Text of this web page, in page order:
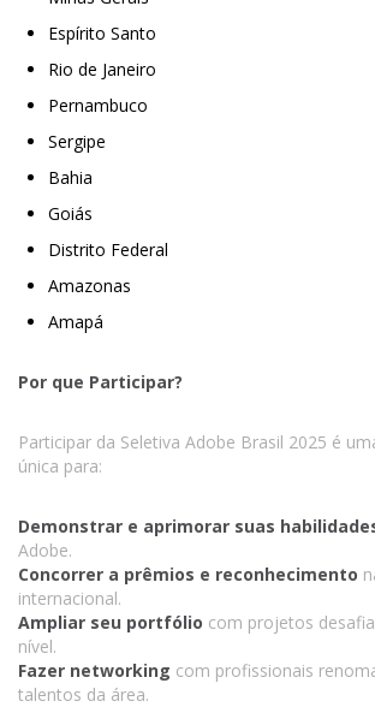
Espírito Santo
Rio de Janeiro
Pernambuco
Sergipe
Bahia
Goiás
Distrito Federal
Amazonas
Amapá
Por que Participar?
Participar da Seletiva Adobe Brasil 2025 é
única para:
Demonstrar e aprimorar suas
Adobe.
Concorrer a prêmios e reconhecimento
internacional.
Ampliar seu portfólio com projetos
nível.
Fazer networking com profissionais
talentos da área.